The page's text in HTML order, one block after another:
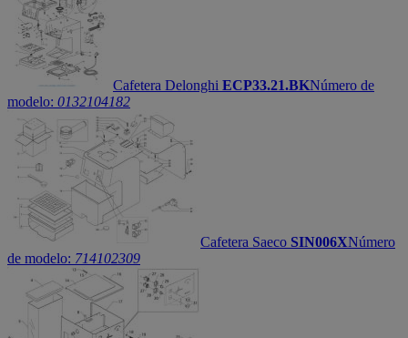
Cafetera Delonghi ECP33.21.BKNúmero de
modelo: 0132104182
Cafetera Saeco SIN006XNúmero
de modelo: 714102309